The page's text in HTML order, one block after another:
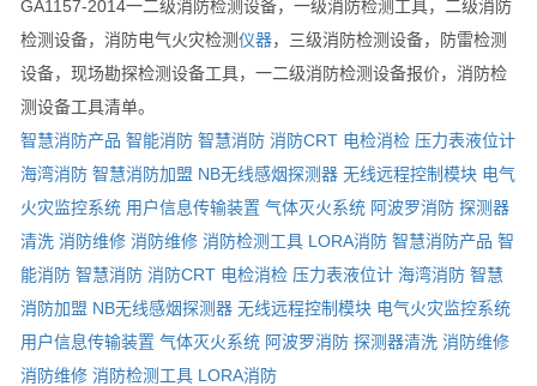
GA1157-2014一二级消防检测设备，一级消防检测工具，二级消防
检测设备，消防电气火灾检测仪器，三级消防检测设备，防雷检测
设备，现场勘探检测设备工具，一二级消防检测设备报价，消防检
测设备工具清单。
智慧消防产品 智能消防 智慧消防 消防CRT 电检消检 压力表液位计
海湾消防 智慧消防加盟 NB无线感烟探测器 无线远程控制模块 电气
火灾监控系统 用户信息传输装置 气体灭火系统 阿波罗消防 探测器
清洗 消防维修 消防维修 消防检测工具 LORA消防 智慧消防产品 智
能消防 智慧消防 消防CRT 电检消检 压力表液位计 海湾消防 智慧
消防加盟 NB无线感烟探测器 无线远程控制模块 电气火灾监控系统
用户信息传输装置 气体灭火系统 阿波罗消防 探测器清洗 消防维修
消防维修 消防检测工具 LORA消防